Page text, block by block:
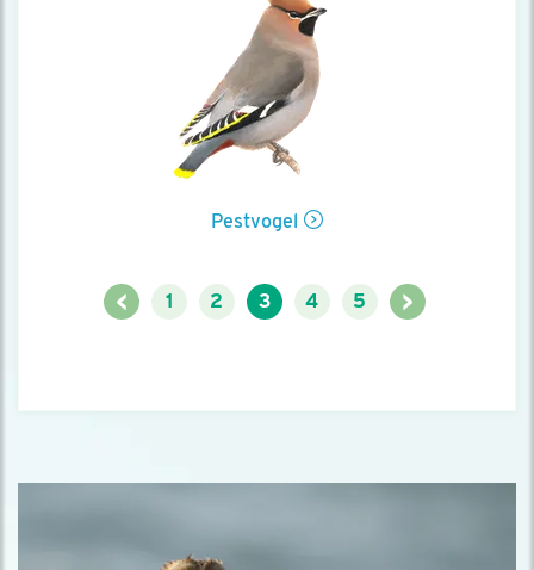
Pestvogel
< 1 2 3 4 5 >